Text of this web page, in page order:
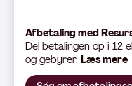
Afbetaling med
Del betalingen op i 12
og gebyrer. Læs mere